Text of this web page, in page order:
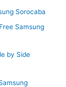
Sorocaba
Samsung
by Side